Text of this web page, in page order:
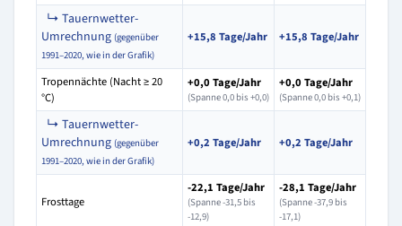
↳ Tauernwetter-
Umrechnung (gegenüber
1991–2020, wie in der Grafik)
+15,8 Tage/Jahr +15,8 Tage/Jahr
Tropennächte (Nacht ≥ 20
°C)
+0,0 Tage/Jahr
(Spanne 0,0 bis +0,0)
+0,0 Tage/Jahr
(Spanne 0,0 bis +0,1)
↳ Tauernwetter-
Umrechnung (gegenüber
1991–2020, wie in der Grafik)
+0,2 Tage/Jahr +0,2 Tage/Jahr
Frosttage
-22,1 Tage/Jahr
(Spanne -31,5 bis
-12,9)
-28,1 Tage/Jahr
(Spanne -37,9 bis
-17,1)